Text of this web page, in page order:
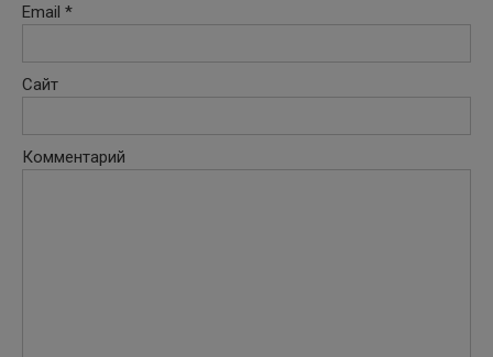
Email *
Сайт
Комментарий